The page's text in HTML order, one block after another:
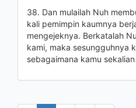
38. Dan mulailah Nuh
kali pemimpin kaumnya
mengejeknya. Berkatalah
kami, maka sesungguhnya
sebagaimana kamu